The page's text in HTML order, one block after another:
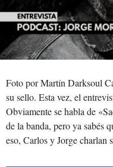
Foto por Martín Darksoul
su sello. Esta vez, el
Obviamente se habla de
de la banda, pero ya sabés
eso, Carlos y Jorge